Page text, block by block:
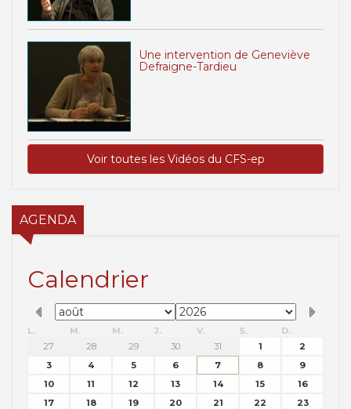
Une intervention de Geneviève
Defraigne-Tardieu
Voir toutes les Vidéos du CFS-ep
AGENDA
Calendrier
L. M. M. J. V. S.
D.
27
28 29 30 31 1
2
3
4 5 6 7 8
9
10
11 12 13 14 15
16
17
18 19 20 21 22
23